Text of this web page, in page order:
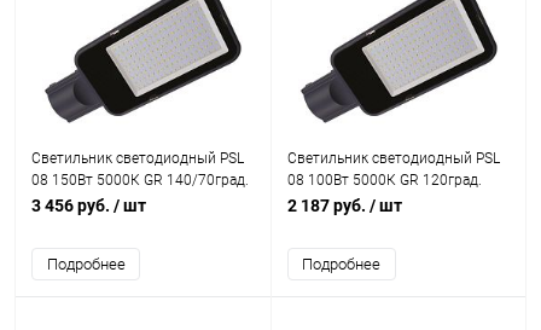
Светильник светодиодный PSL
08 150Вт 5000К GR 140/70град.
уличный консольный ДКУ IP65
3 456 руб. / шт
Подробнее
Светильник светодиодный PSL
08 100Вт 5000К GR 120град.
уличный консольный ДКУ IP65
2 187 руб. / шт
Подробнее